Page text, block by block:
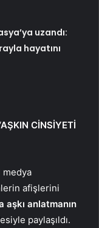
uzandı:
hayatını
CİNSİYETİ
medya
afişlerini
aşkı anlatmanın
paylaşıldı.